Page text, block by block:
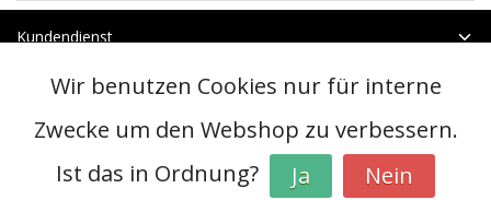
Kundendienst
Kategorien
Kontakt
© Copyright 2026 - btt | RealisatieInStijl Media
Wir benutzen Cookies nur für interne
Zwecke um den Webshop zu verbessern.
Ist das in Ordnung?
Ja Nein